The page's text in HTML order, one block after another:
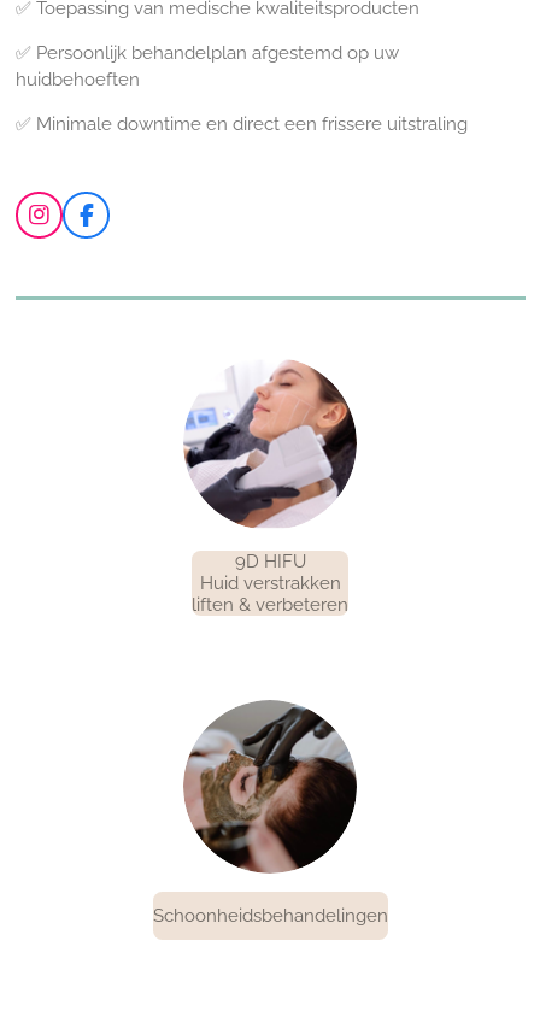
✅Toepassing van medische kwaliteitsproducten
✅Persoonlijk behandelplan afgestemd op uw
huidbehoeften
✅Minimale downtime en direct een frissere uitstraling
I
n
F
a
9D HIFU
Huid verstrakken
liften & verbeteren
Schoonheidsbehandelingen